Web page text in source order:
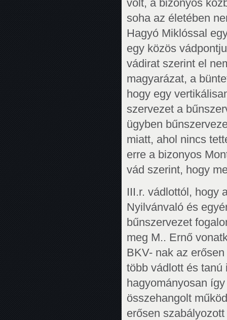
volt, a bizonyos
soha az életében
Hagyó Miklóssal
egy közös
vádirat szerint el
magyarázat, a
hogy egy
szervezet a
ügyben
miatt, ahol nincs
erre a bizonyos
vád szerint, hogy
III.r. vádlottól, hogy
Nyilvánvaló és
bűnszervezet
meg M.. Ernő
BKV- nak az
több vádlott és tanú
hagyományosan
összehangolt
erősen